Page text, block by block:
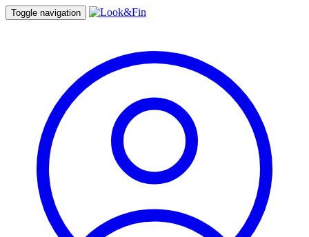
Toggle navigation